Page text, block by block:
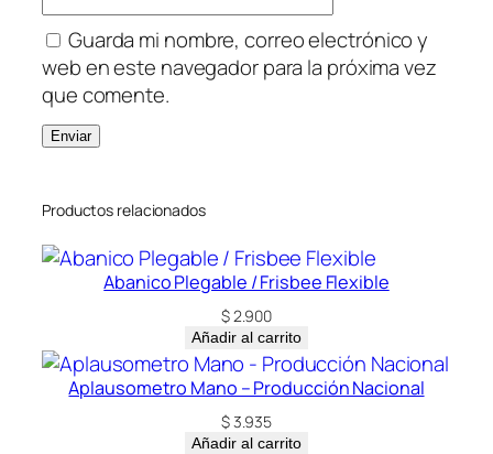
Guarda mi nombre, correo electrónico y
web en este navegador para la próxima vez
que comente.
Productos relacionados
Abanico Plegable / Frisbee Flexible
$2.900
Añadir al carrito
Aplausometro Mano – Producción Nacional
$3.935
Añadir al carrito